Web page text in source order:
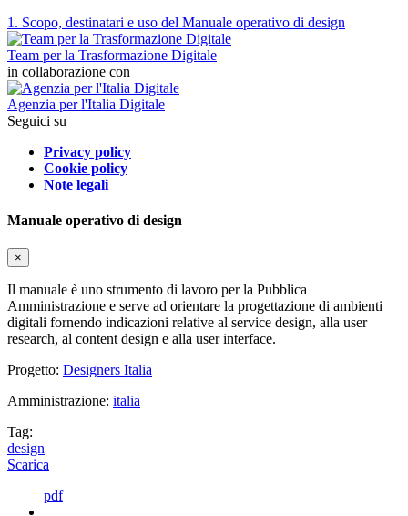
1. Scopo, destinatari e uso del Manuale operativo di design
Team per la Trasformazione Digitale
in collaborazione con
Agenzia per l'Italia Digitale
Seguici su
Privacy policy
Cookie policy
Note legali
Manuale operativo di design
×
Il manuale è uno strumento di lavoro per la Pubblica
Amministrazione e serve ad orientare la progettazione di ambienti
digitali fornendo indicazioni relative al service design, alla user
research, al content design e alla user interface.
Progetto: Designers Italia
Amministrazione: italia
Tag:
design
Scarica
pdf